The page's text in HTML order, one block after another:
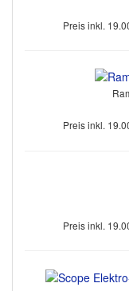
Preis inkl.
Preis inkl.
Preis inkl.